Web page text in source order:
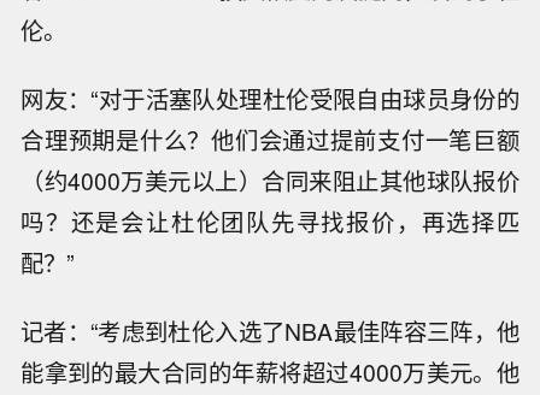
伦。
网友：“对于活塞队处理杜伦受限自由球员身份的
合理预期是什么？他们会通过提前支付一笔巨额
（约4000万美元以上）合同来阻止其他球队报价
吗？还是会让杜伦团队先寻找报价，再选择匹
配？”
记者：“考虑到杜伦入选了NBA最佳阵容三阵，他
能拿到的最大合同的年薪将超过4000万美元。他